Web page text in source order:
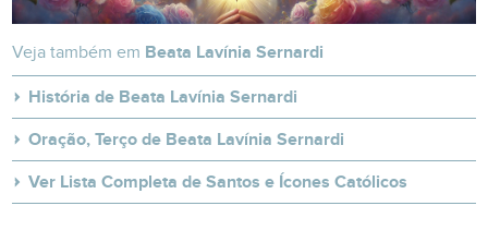
Veja também em Beata Lavínia Sernardi
História de Beata Lavínia Sernardi
Oração, Terço de Beata Lavínia Sernardi
Ver Lista Completa de Santos e Ícones Católicos